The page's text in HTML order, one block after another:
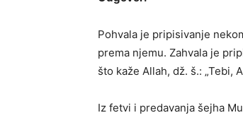
Pohvala je pripisivanje
prema njemu. Zahvala je
što kaže Allah, dž. š.: „Tebi,
Iz fetvi i predavanja šejha